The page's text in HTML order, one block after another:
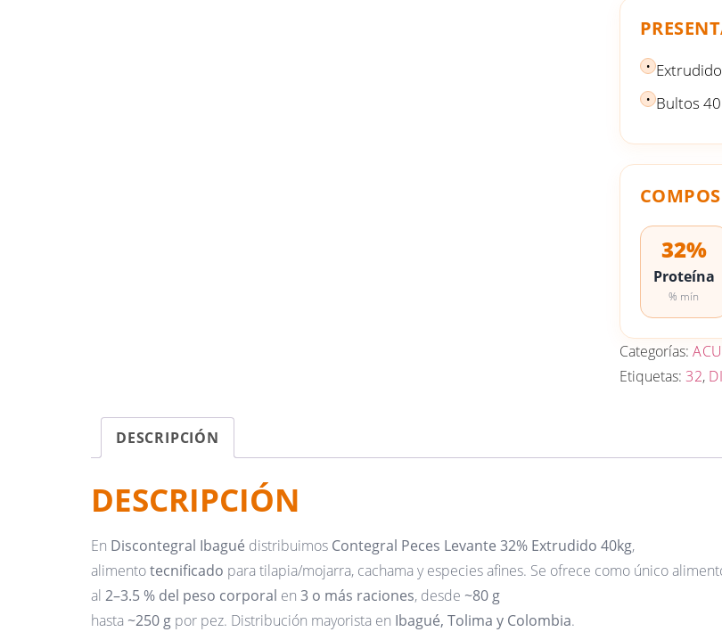
• Extrudido
• Bultos
32%
Proteína
% mín
Categorías:
Etiquetas: 32,
DESCRIPCIÓN
DESCRIPCIÓN
En Discontegral Ibagué distribuimos Contegral Peces Levante 32% Extrudido 40kg,
alimentotecnificado para tilapia/mojarra, cachama y especies afines. Se ofrece como único
al 2–3.5 % del peso corporal en 3 o más raciones, desde ~80 g
hasta ~250 g por pez. Distribución mayorista en Ibagué, Tolima y Colombia.